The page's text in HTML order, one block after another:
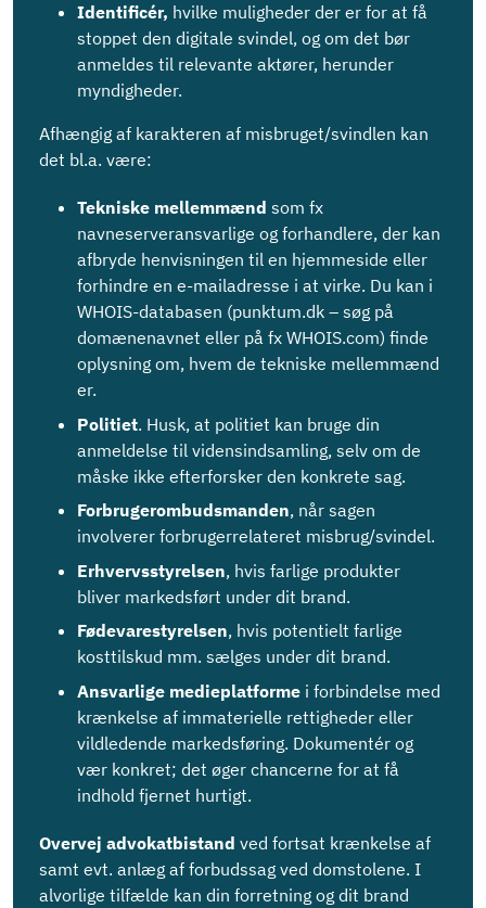
Identificér, hvilke muligheder der er for at få
stoppet den digitale svindel, og om det bør
anmeldes til rele­vante aktører, herunder
myndigheder.
Afhængig af karakteren af misbruget/svindlen kan
det bl.a. være:
Tekniske mellemmænd som fx
navneserveransvarlige og forhandlere, der kan
afbryde henvisningen til en hjemmeside eller
forhindre en e-mailadresse i at virke. Du kan i
WHOIS-databasen (punktum.dk – søg på
domænenavnet eller på fx WHOIS.com) finde
oplysning om, hvem de tekniske mellemmænd
er.
Politiet. Husk, at politiet kan bruge din
anmeldelse til vidensindsamling, selv om de
måske ikke efterforsker den konkrete sag.
Forbrugerombudsmanden, når sagen
involverer forbrugerrelateret misbrug/svindel.
Erhvervsstyrelsen, hvis farlige produkter
bliver markedsført under dit brand.
Fødevarestyrelsen, hvis potentielt farlige
kosttilskud mm. sælges under dit brand.
Ansvarlige medieplatforme i forbindelse med
krænkelse af immaterielle rettigheder eller
vildledende markedsføring. Dokumentér og
vær konkret; det øger chancerne for at få
indhold fjernet hurtigt.
Overvej advokatbistand ved fortsat krænkelse af
samt evt. anlæg af forbudssag ved domstolene. I
alvorli­ge tilfælde kan din forretning og dit brand